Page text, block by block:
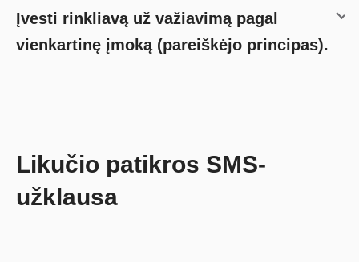
Įvesti rinkliavą už važiavimą pagal
vienkartinę įmoką (pareiškėjo principas).
Likučio patikros SMS-
užklausa